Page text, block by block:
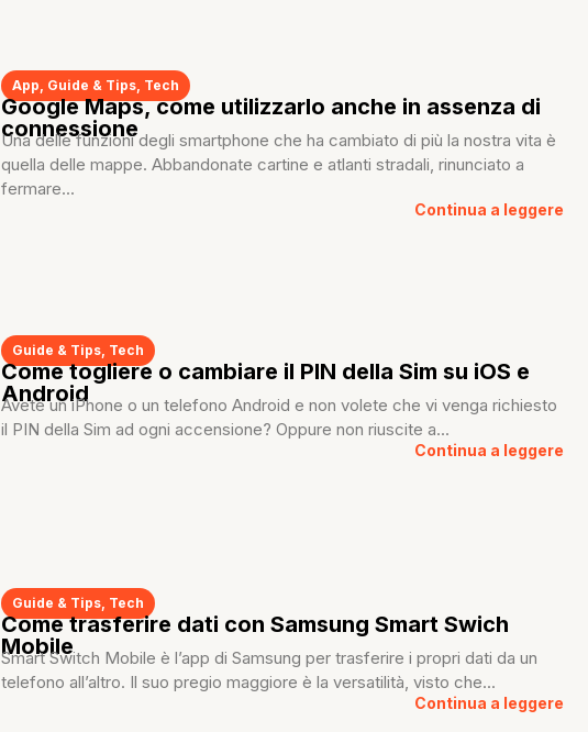
App, Guide & Tips, Tech
Google Maps, come utilizzarlo anche in assenza di
connessione
Una delle funzioni degli smartphone che ha cambiato di più la nostra vita è
quella delle mappe. Abbandonate cartine e atlanti stradali, rinunciato a
fermare...
Continua a leggere
Guide & Tips, Tech
Come togliere o cambiare il PIN della Sim su iOS e
Android
Avete un iPhone o un telefono Android e non volete che vi venga richiesto
il PIN della Sim ad ogni accensione? Oppure non riuscite a...
Continua a leggere
Guide & Tips, Tech
Come trasferire dati con Samsung Smart Swich
Mobile
Smart Switch Mobile è l’app di Samsung per trasferire i propri dati da un
telefono all’altro. Il suo pregio maggiore è la versatilità, visto che...
Continua a leggere